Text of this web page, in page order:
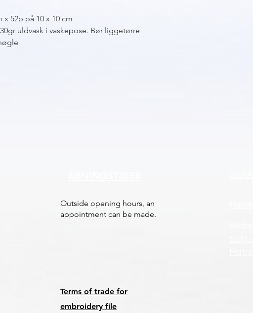
x 52p på 10 x 10 cm
uldvask i vaskepose. Bør liggetørre
Outside opening hours, an
appointment can be made.
Terms of trade for
embroidery file